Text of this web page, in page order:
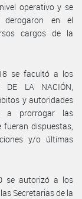
operativo y se
derogaron en el
cargos de la
se facultó a los
DE LA NACIÓN,
y autoridades
a prorrogar las
dispuestas,
y/o últimas
se autorizó a los
Secretarias de la